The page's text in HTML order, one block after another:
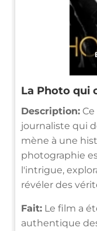
La Photo qui
Description:
journaliste qui
mène à une
photographie
l'intrigue,
révéler des
Fait: Le film a
authentique